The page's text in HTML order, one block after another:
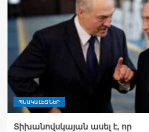
ՊՆԱԿԱԼԵԶՆԵՐ
Տիխանովսկայան ասել է, որ